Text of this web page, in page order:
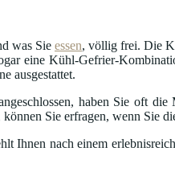
was Sie essen, völlig frei. Die
eine Kühl-Gefrier-
ausgestattet.
haben Sie oft
Sie erfragen, wenn Sie
Ihnen nach einem